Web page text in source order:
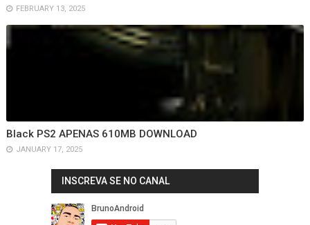
FEBRUARY 13, 2025
Black PS2 APENAS 610MB DOWNLOAD
JANUARY 17, 2025
INSCREVA SE NO CANAL